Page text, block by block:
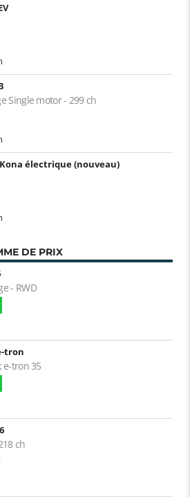
Single motor - 299 ch
électrique (nouveau)
DE PRIX
- RWD
tron
e-tron 35
ch